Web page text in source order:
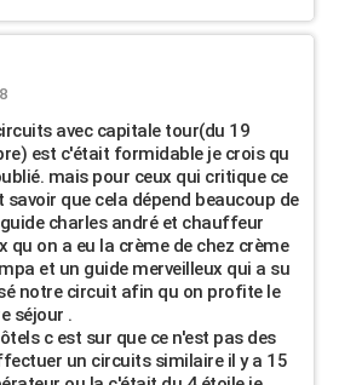
avec capitale tour(du 19
est c'était formidable je crois qu
mais pour ceux qui critique ce
que cela dépend beaucoup de
charles andré et chauffeur
qu on a eu la crème de chez crème
et un guide merveilleux qui a su
notre circuit afin qu on profite le
séjour .
c est sur que ce n'est pas des
un circuits similaire il y a 15